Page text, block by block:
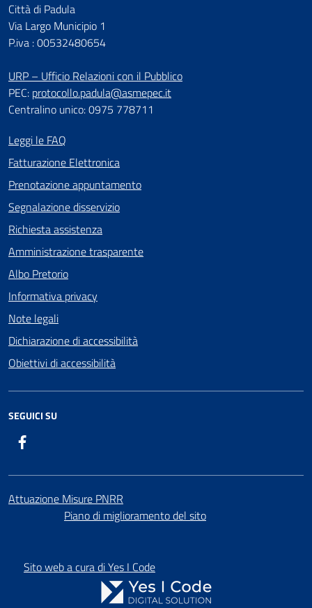
Città di Padula
Via Largo Municipio 1
P.iva : 00532480654
URP – Ufficio Relazioni con il Pubblico
PEC: protocollo.padula@asmepec.it
Centralino unico: 0975 778711
Leggi le FAQ
Fatturazione Elettronica
Prenotazione appuntamento
Segnalazione disservizio
Richiesta assistenza
Amministrazione trasparente
Albo Pretorio
Informativa privacy
Note legali
Dichiarazione di accessibilità
Obiettivi di accessibilità
SEGUICI SU
Attuazione Misure PNRR
Piano di miglioramento del sito
Sito web a cura di Yes I Code